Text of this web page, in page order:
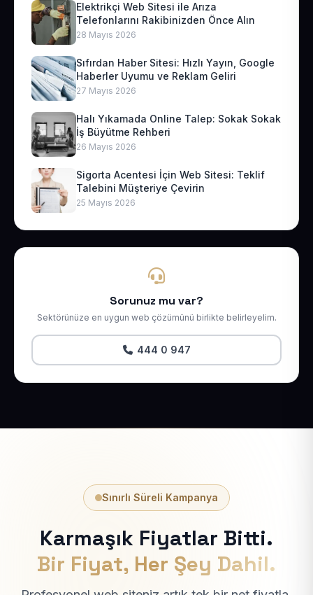
Elektrikçi Web Sitesi ile Arıza
Telefonlarını Rakibinizden Önce Alın
28 Mayıs 2026
Sıfırdan Haber Sitesi: Hızlı Yayın, Google
Haberler Uyumu ve Reklam Geliri
27 Mayıs 2026
Halı Yıkamada Online Talep: Sokak Sokak
İş Büyütme Rehberi
26 Mayıs 2026
Sigorta Acentesi İçin Web Sitesi: Teklif
Talebini Müşteriye Çevirin
25 Mayıs 2026
Sorunuz mu var?
Sektörünüze en uygun web çözümünü birlikte belirleyelim.
444 0 947
Sınırlı Süreli Kampanya
Karmaşık Fiyatlar Bitti.
Bir Fiyat, Her Şey Dahil.